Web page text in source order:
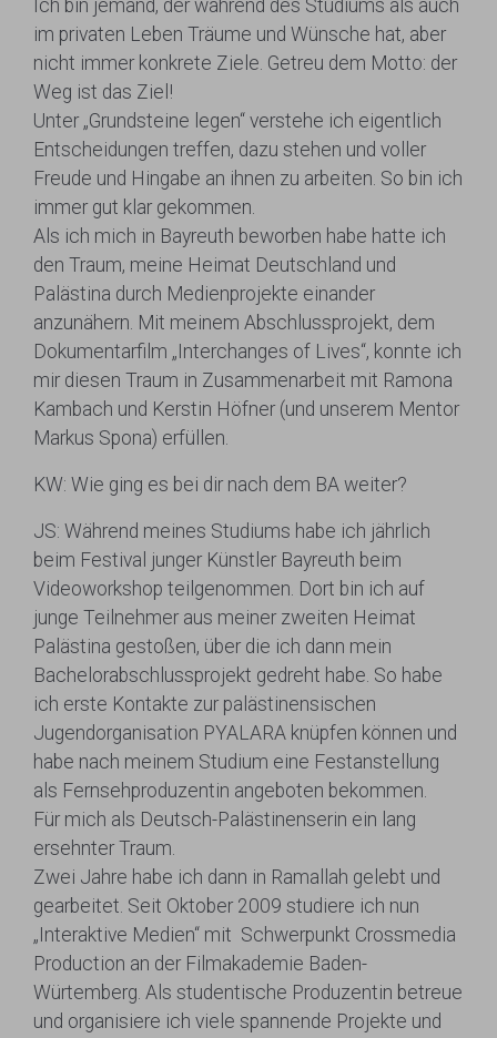
Ich bin jemand, der während des Studiums als auch
im privaten Leben Träume und Wünsche hat, aber
nicht immer konkrete Ziele. Getreu dem Motto: der
Weg ist das Ziel!
Unter „Grundsteine legen“ verstehe ich eigentlich
Entscheidungen treffen, dazu stehen und voller
Freude und Hingabe an ihnen zu arbeiten. So bin ich
immer gut klar gekommen.
Als ich mich in Bayreuth beworben habe hatte ich
den Traum, meine Heimat Deutschland und
Palästina durch Medienprojekte einander
anzunähern. Mit meinem Abschlussprojekt, dem
Dokumentarfilm „Interchanges of Lives“, konnte ich
mir diesen Traum in Zusammenarbeit mit Ramona
Kambach und Kerstin Höfner (und unserem Mentor
Markus Spona) erfüllen.
KW: Wie ging es bei dir nach dem BA weiter?
JS: Während meines Studiums habe ich jährlich
beim Festival junger Künstler Bayreuth beim
Videoworkshop teilgenommen. Dort bin ich auf
junge Teilnehmer aus meiner zweiten Heimat
Palästina gestoßen, über die ich dann mein
Bachelorabschlussprojekt gedreht habe. So habe
ich erste Kontakte zur palästinensischen
Jugendorganisation PYALARA knüpfen können und
habe nach meinem Studium eine Festanstellung
als Fernsehproduzentin angeboten bekommen.
Für mich als Deutsch-Palästinenserin ein lang
ersehnter Traum.
Zwei Jahre habe ich dann in Ramallah gelebt und
gearbeitet. Seit Oktober 2009 studiere ich nun
„Interaktive Medien“ mit Schwerpunkt Crossmedia
Production an der Filmakademie Baden-
Würtemberg. Als studentische Produzentin betreue
und organisiere ich viele spannende Projekte und